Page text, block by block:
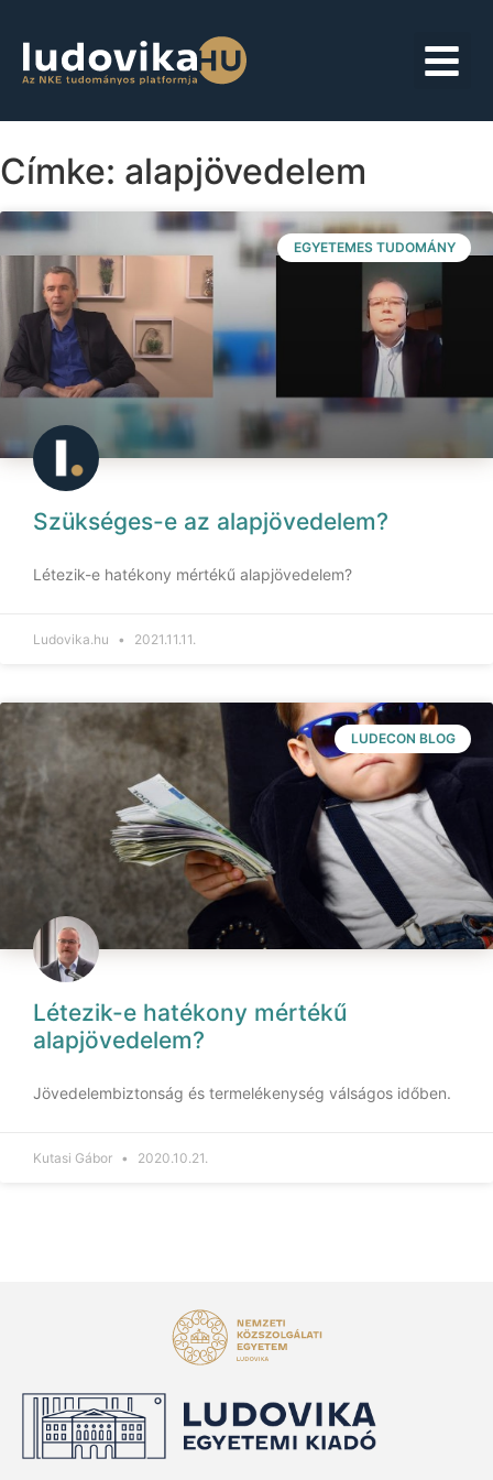
Címke: alapjövedelem
EGYETEMES TUDOMÁNY
Szükséges-e az alapjövedelem?
Létezik-e hatékony mértékű alapjövedelem?
Ludovika.hu 2021.11.11.
LUDECON BLOG
Létezik-e hatékony mértékű
alapjövedelem?
Jövedelembiztonság és termelékenység válságos időben.
Kutasi Gábor 2020.10.21.